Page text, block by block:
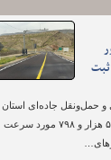
ثبت
و حمل‌ونقل جاده‌ای استان
بوشهر از ثبت ۵۶۶ هزار و ۷۹۸ مورد سرعت